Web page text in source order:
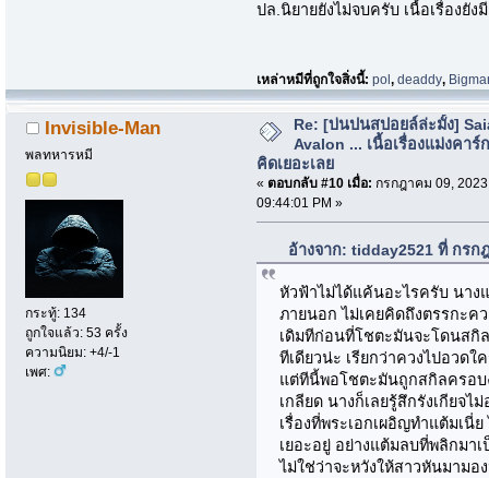
ปล.นิยายยังไม่จบครับ เนื้อเรื่องยัง
เหล่าหมีที่ถูกใจสิ่งนี้:pol,deaddy,
Invisible-Man
พลทหารหมี
กระทู้: 134
ถูกใจแล้ว: 53 ครั้ง
ความนิยม: +4/-1
เพศ:
Re: [บ่นปนสปอยล์ล่ะมั้ง]
Avalon ... เนื้อเรื่องแม่งคาร์
คิดเยอะเลย
« ตอบกลับ #10 เมื่อ: กรกฎาคม 09,
09:44:01 PM »
อ้างจาก: tidday2521 ที่ กรก
หัวฟ้าไม่ได้แค้นอะไรครับ นา
ภายนอก ไม่เคยคิดถึงตรรกะคว
เดิมทีก่อนที่โชตะมันจะโดนสกิ
ทีเดียวน่ะ เรียกว่าควงไปอวด
แต่ทีนี้พอโชตะมันถูกสกิลครอบ
เกลียด นางก็เลยรู้สึกรังเกียจไ
เรื่องที่พระเอกเผอิญทำแต้มเนี่
เยอะอยู่ อย่างแต้มลบที่พลิกมา
ไม่ใช่ว่าจะหวังให้สาวหันมามอ